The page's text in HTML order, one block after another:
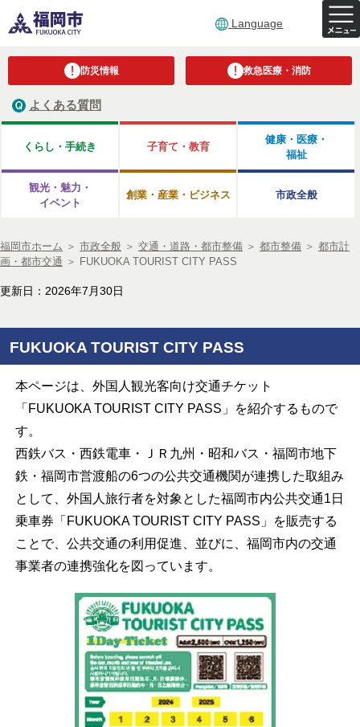
Language
防災情報 救急医療・消防
よくある質問
くらし・手続き 子育て・教育
健康・医療・
福祉
観光・魅力・
イベント
創業・産業・ビジネス 市政全般
福岡市ホーム ＞ 市政全般 ＞ 交通・道路・都市整備 ＞ 都市整備 ＞ 都市計
画・都市交通 ＞ FUKUOKA TOURIST CITY PASS
更新日：2026年7月30日
FUKUOKA TOURIST CITY PASS
本ページは、外国人観光客向け交通チケット
「 FUKUOKA TOURIST CITY PASS 」を紹介するもので
す。
西鉄バス・西鉄電車・ＪＲ九州・昭和バス・福岡市地下
鉄・福岡市営渡船の6つの公共交通機関が連携した取組み
として、外国人旅行者を対象とした福岡市内公共交通1日
乗車券「 FUKUOKA TOURIST CITY PASS 」を販売する
ことで、公共交通の利用促進、並びに、福岡市内の交通
事業者の連携強化を図っています。